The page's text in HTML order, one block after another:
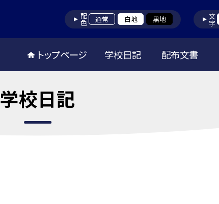
配色 通常 白地 黒地 文字
トップページ 学校日記 配布文書
学校日記